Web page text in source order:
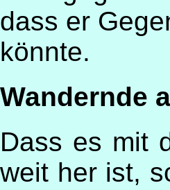
dass er
könnte.
Wandernde
Dass es mit
weit her ist,